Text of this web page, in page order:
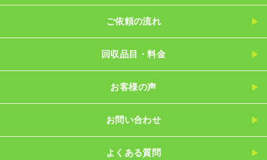
ご依頼の流れ
回収品目・料金
お客様の声
お問い合わせ
よくある質問